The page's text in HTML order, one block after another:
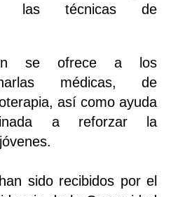
las técnicas de
se ofrece a los
médicas, de
así como ayuda
a reforzar la
sido recibidos por el